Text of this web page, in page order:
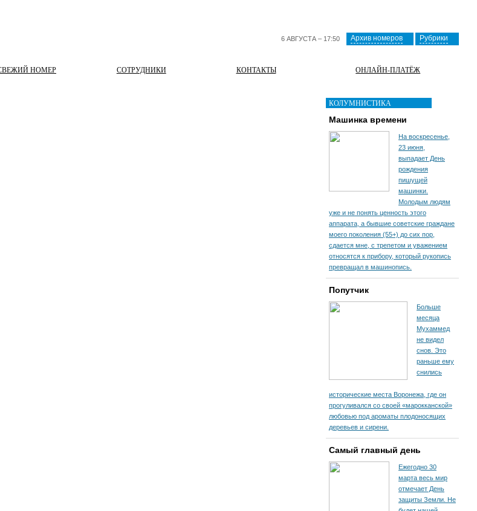
6 АВГУСТА – 17:50 Архив номеров Рубрики
НОМЕР СОТРУДНИКИ КОНТАКТЫ ОНЛАЙН-ПЛАТЁЖ
КОЛУМНИСТИКА
Машинка времени
На воскресенье,
23 июня,
выпадает День
рождения
пишущей
машинки.
Молодым людям
уже и не понять ценность этого
аппарата, а бывшие советские граждане
моего поколения (55+) до сих пор,
сдается мне, с трепетом и уважением
относятся к прибору, который рукопись
превращал в машинопись.
Попутчик
Больше
месяца
Мухаммед
не видел
снов. Это
раньше ему
снились
исторические места Воронежа, где он
прогуливался со своей «марокканской»
любовью под ароматы плодоносящих
деревьев и сирени.
Самый главный день
Ежегодно 30
марта весь мир
отмечает День
защиты Земли. Не